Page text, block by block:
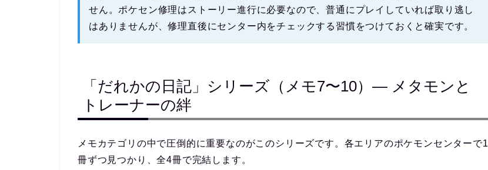
せん。ポケセン修理はストーリー進行に必要なので、普通にプレイしていれば取り逃し
はありませんが、修理直後にセンター内をチェックする習慣をつけておくと確実です。
「だれかの日記」シリーズ（メモ7〜10）― メタモンと
トレーナーの絆
メモカテゴリの中で圧倒的に重要なのがこのシリーズです。各エリアのポケモンセンターで1
冊ずつ見つかり、全4冊で完結します。